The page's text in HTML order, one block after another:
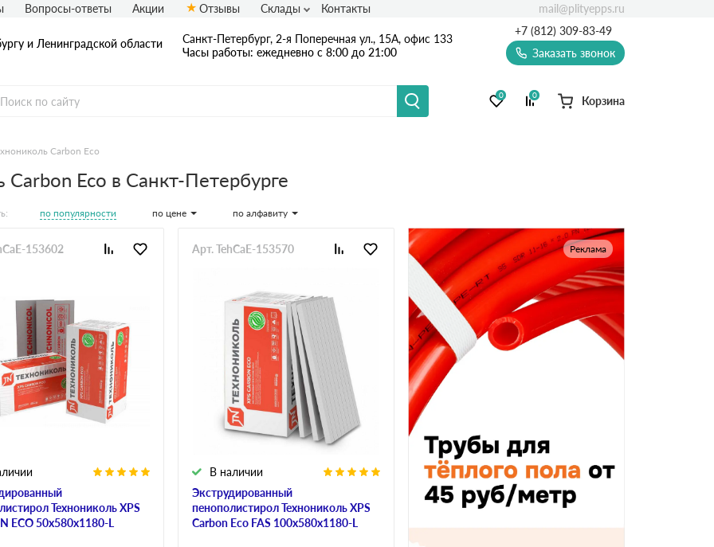
и Ленинградской области
Санкт-Петербург, 2-я Поперечная ул., 15А, офис 133
Часы работы: ежедневно с 8:00 до 21:00
+7 (812) 309-83-49
Заказать звонок
0 0 Корзина
Вопросы-ответы Акции Отзывы Склады Контакты mail@plityepps.ru
Carbon Eco
Eco в Санкт-Петербурге
по популярности по цене по алфавиту
Технониколь XPS
ECO 50х580х1180-L
153602
Экструдированный
пенополистирол Технониколь XPS
Carbon Eco FAS 100х580х1180-L
В наличии
Арт. TehCaE-153570 Реклама